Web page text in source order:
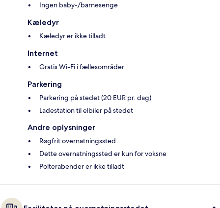
Ingen baby-/barnesenge
Kæledyr
Kæledyr er ikke tilladt
Internet
Gratis Wi-Fi i fællesområder
Parkering
Parkering på stedet (20 EUR pr. dag)
Ladestation til elbiler på stedet
Andre oplysninger
Røgfrit overnatningssted
Dette overnatningssted er kun for voksne
Polterabender er ikke tilladt